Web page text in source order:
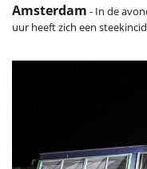
Amsterdam - In de
uur heeft zich een